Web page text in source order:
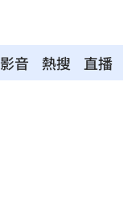
影音 熱搜 直播